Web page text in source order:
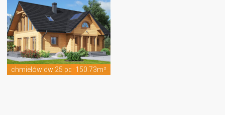
chmielów dw 25 pcr 150.73m²